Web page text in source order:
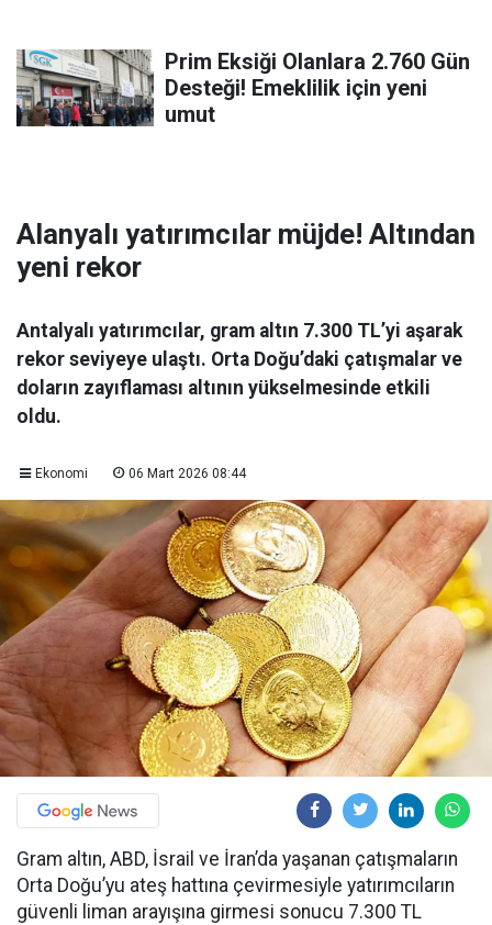
Prim Eksiği Olanlara 2.760 Gün
Desteği! Emeklilik için yeni
umut
Alanyalı yatırımcılar müjde! Altından
yeni rekor
Antalyalı yatırımcılar, gram altın 7.300 TL’yi aşarak
rekor seviyeye ulaştı. Orta Doğu’daki çatışmalar ve
doların zayıflaması altının yükselmesinde etkili
oldu.
Ekonomi 06 Mart 2026 08:44
Gram altın, ABD, İsrail ve İran’da yaşanan çatışmaların
Orta Doğu’yu ateş hattına çevirmesiyle yatırımcıların
güvenli liman arayışına girmesi sonucu 7.300 TL